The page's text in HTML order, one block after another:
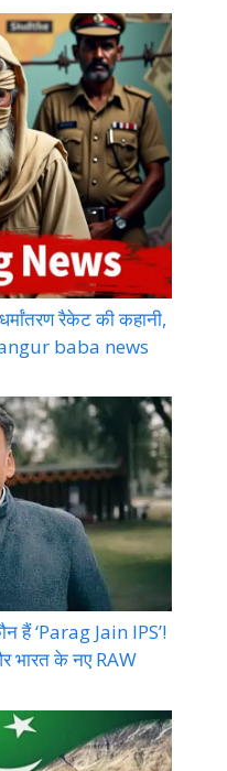
रैकेट की कहानी,
baba news
हैं ‘Parag Jain IPS’!
भारत के नए RAW